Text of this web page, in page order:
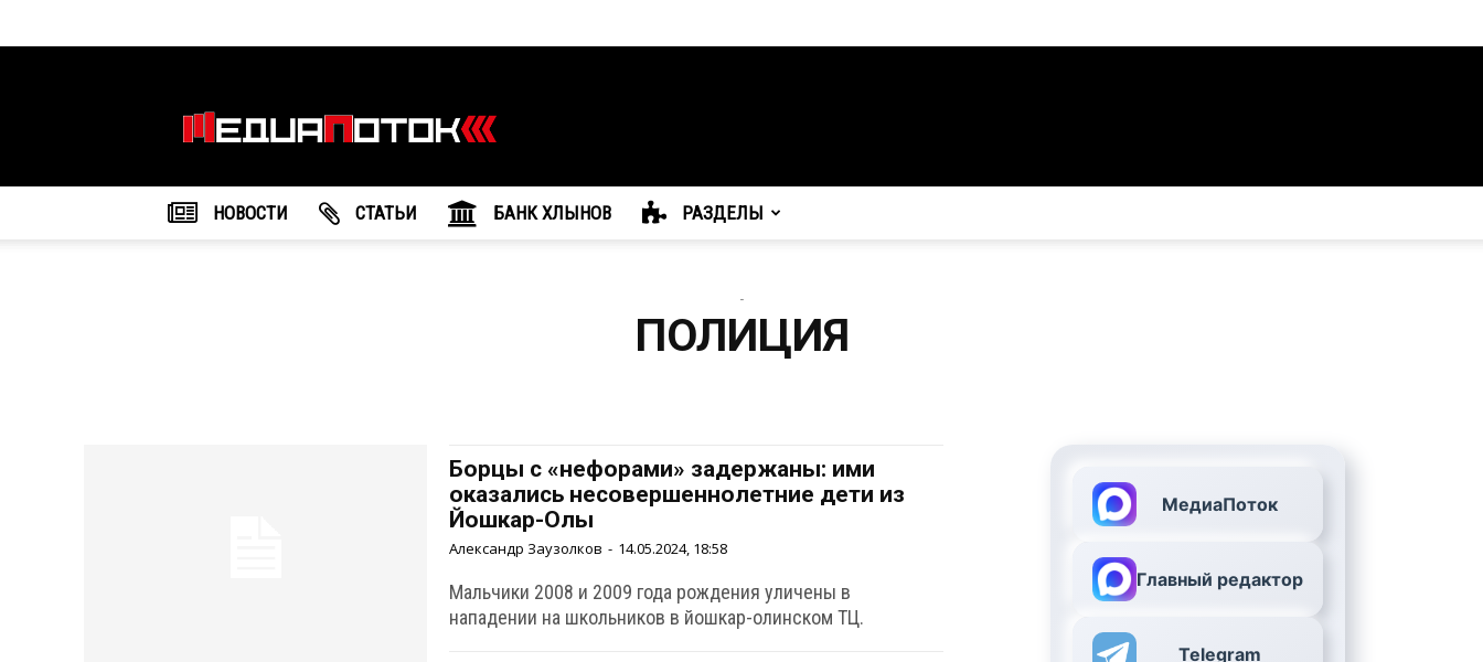
агентство
"МедиаПоток"
НОВОСТИ CТАТЬИ БАНК ХЛЫНОВ РАЗДЕЛЫ
-
ПОЛИЦИЯ
Борцы с «нефорами» задержаны: ими
оказались несовершеннолетние дети из
Йошкар-Олы
Александр Заузолков - 14.05.2024, 18:58
Мальчики 2008 и 2009 года рождения уличены в
нападении на школьников в йошкар-олинском ТЦ.
МедиаПоток
Главный редактор
Telegram